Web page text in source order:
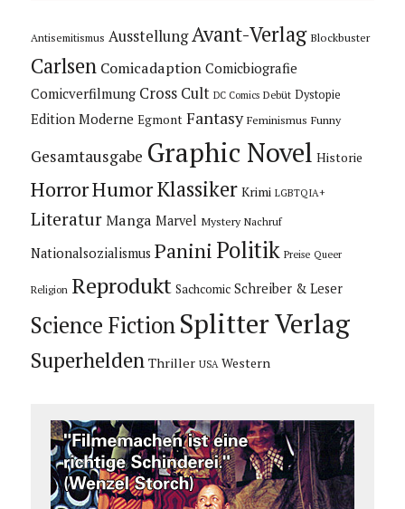
Antisemitismus Ausstellung Avant-Verlag Blockbuster
Carlsen Comicadaption Comicbiografie
Comicverfilmung Cross Cult DC Comics Debüt Dystopie
Edition Moderne Egmont Fantasy Feminismus Funny
Gesamtausgabe Graphic Novel Historie
HorrorHumorKlassiker Krimi LGBTQIA+
Literatur Manga Marvel Mystery Nachruf
Nationalsozialismus Panini Politik Preise Queer
Religion Reprodukt Sachcomic Schreiber & Leser
Science Fiction Splitter Verlag
Superhelden Thriller USA Western